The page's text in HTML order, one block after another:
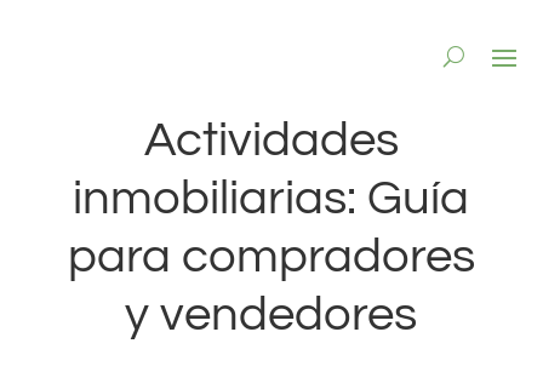
Actividades
inmobiliarias: Guía
para compradores
y vendedores